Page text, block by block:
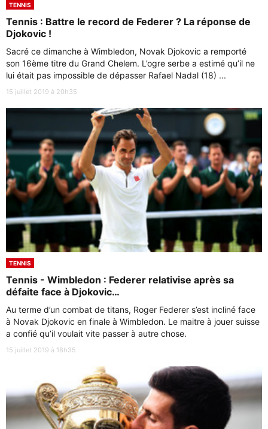
TENNIS
Tennis : Battre le record de Federer ? La réponse de
Djokovic !
Sacré ce dimanche à Wimbledon, Novak Djokovic a remporté
son 16ème titre du Grand Chelem. L’ogre serbe a estimé qu’il ne
lui était pas impossible de dépasser Rafael Nadal (18) ...
15 juillet 2019 à 20h35
TENNIS
Tennis - Wimbledon : Federer relativise après sa
défaite face à Djokovic…
Au terme d’un combat de titans, Roger Federer s’est incliné face
à Novak Djokovic en finale à Wimbledon. Le maitre à jouer suisse
a confié qu’il voulait vite passer à autre chose.
15 juillet 2019 à 18h35